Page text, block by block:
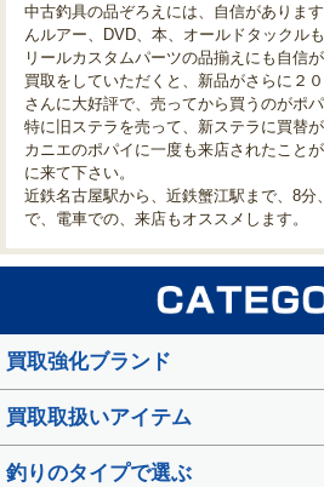
中古釣具の品ぞろえには、自信がありま
んルアー、DVD、本、オールドタックルも
リールカスタムパーツの品揃えにも自信が
買取をしていただくと、新品がさらに２
さんに大好評で、売ってから買うのがポ
特に旧ステラを売って、新ステラに買替が
カニエのポパイに一度も来店されたこと
に来て下さい。
近鉄名古屋駅から、近鉄蟹江駅まで、8分
で、電車での、来店もオススメします。
買取強化ブランド
買取取扱いアイテム
釣りのタイプで選ぶ